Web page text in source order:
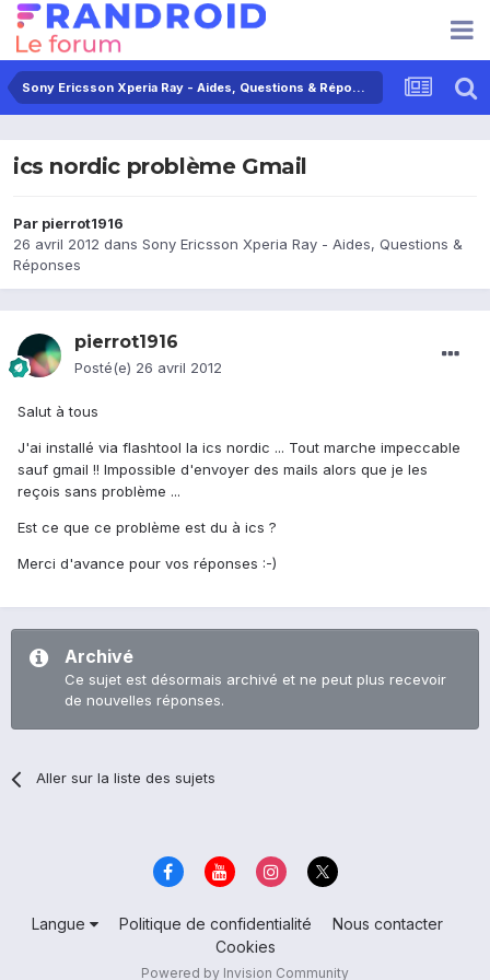
Sony Ericsson Xperia Ray - Aides, Questions & Réponses
ics nordic problème Gmail
Par pierrot1916
26 avril 2012 dans Sony Ericsson Xperia Ray - Aides, Questions &
Réponses
pierrot1916
Posté(e) 26 avril 2012
Salut à tous
J'ai installé via flashtool la ics nordic ... Tout marche impeccable
sauf gmail !! Impossible d'envoyer des mails alors que je les
reçois sans problème ...
Est ce que ce problème est du à ics ?
Merci d'avance pour vos réponses :-)
Archivé
Ce sujet est désormais archivé et ne peut plus recevoir
de nouvelles réponses.
Aller sur la liste des sujets
Langue Politique de confidentialité
Nous contacter
Cookies
Powered by Invision Community